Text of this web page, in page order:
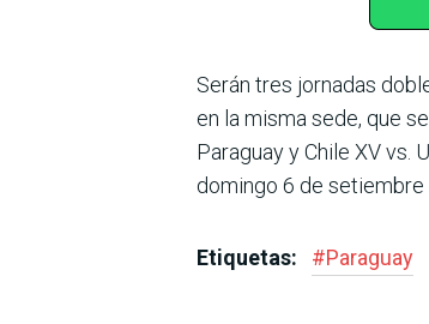
Serán tres jornadas
en la misma sede, que
Paraguay y Chile XV vs.
domingo 6 de setiembre
Etiquetas: #Paraguay